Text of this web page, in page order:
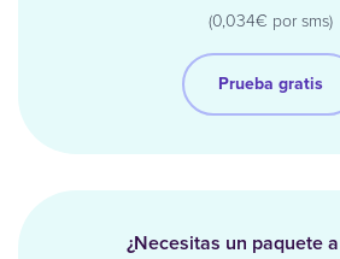
(0,034€ por sms)
Prueba gratis
¿Necesitas un paquete